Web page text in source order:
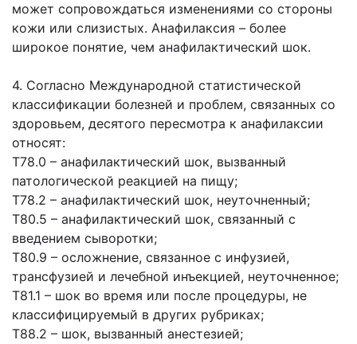
может сопровождаться изменениями со стороны
кожи или слизистых. Анафилаксия – более
широкое понятие, чем анафилактический шок.
4. Согласно Международной статистической
классификации болезней и проблем, связанных со
здоровьем, десятого пересмотра к анафилаксии
относят:
Т78.0 – анафилактический шок, вызванный
патологической реакцией на пищу;
Т78.2 – анафилактический шок, неуточненный;
Т80.5 – анафилактический шок, связанный с
введением сыворотки;
Т80.9 – осложнение, связанное с инфузией,
трансфузией и лечебной инъекцией, неуточненное;
Т81.1 – шок во время или после процедуры, не
классифицируемый в других рубриках;
Т88.2 – шок, вызванный анестезией;